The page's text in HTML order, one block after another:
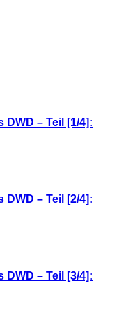
– Teil [1/4]:
– Teil [2/4]:
– Teil [3/4]: